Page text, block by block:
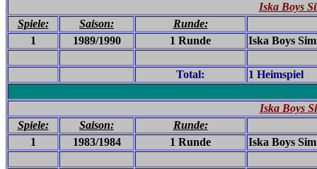
Iska Boys
Spiele:
Saison:
Runde:
1
1989/1990 1 Runde Iska Boys
Total: 1 Heimspiel
Iska Boys
Spiele:
Saison:
Runde:
1
1983/1984 1 Runde Iska Boys